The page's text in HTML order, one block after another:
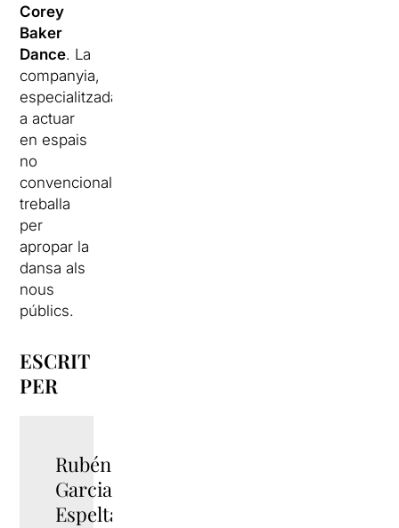
Corey
Baker
Dance. La
companyia,
especialitzada
a actuar
en espais
no
convencionals,
treballa
per
apropar la
dansa als
nous
públics.
ESCRIT
PER
Rubén
Garcia
Espelta